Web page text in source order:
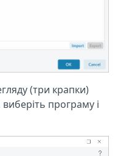
(три крапки)
програму і